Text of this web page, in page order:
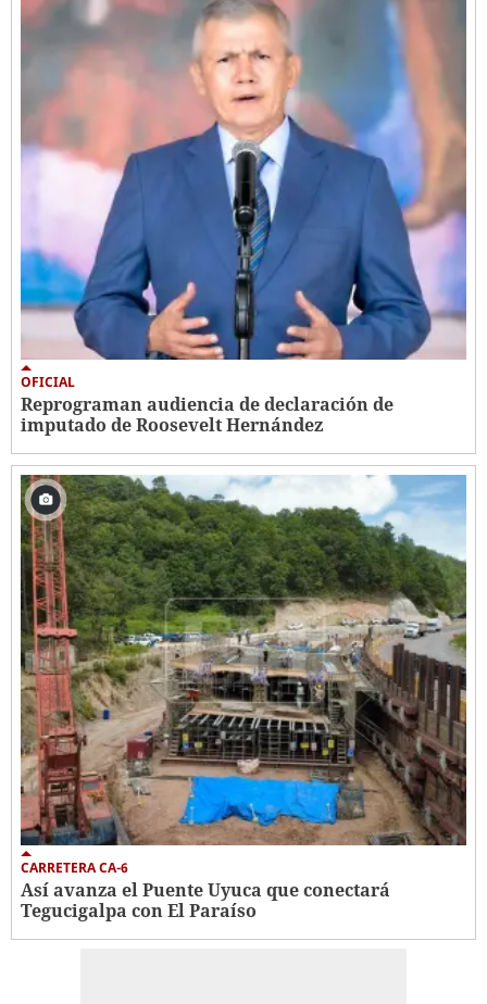
OFICIAL
Reprograman audiencia de declaración de
imputado de Roosevelt Hernández
CARRETERA CA-6
Así avanza el Puente Uyuca que conectará
Tegucigalpa con El Paraíso